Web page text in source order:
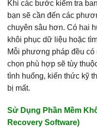
Khi các bước kiểm tra
bạn sẽ cần đến các
chuyên sâu hơn. Có hai
khôi phục dữ liệu hoặc
Mỗi phương pháp đều
chọn phù hợp sẽ tùy
tình huống, kiến thức kỹ
bị mất.
Sử Dụng Phần Mềm
Recovery Software)